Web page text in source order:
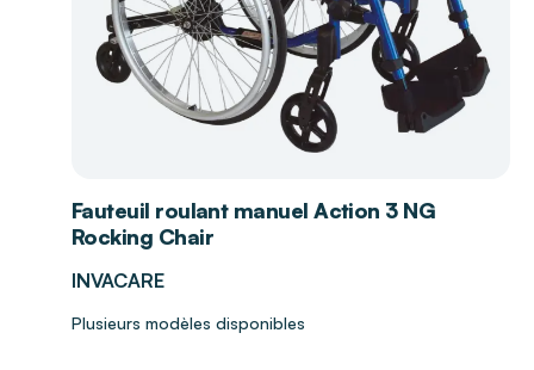
Fauteuil roulant manuel Action 3 NG
Rocking Chair
INVACARE
Plusieurs modèles disponibles